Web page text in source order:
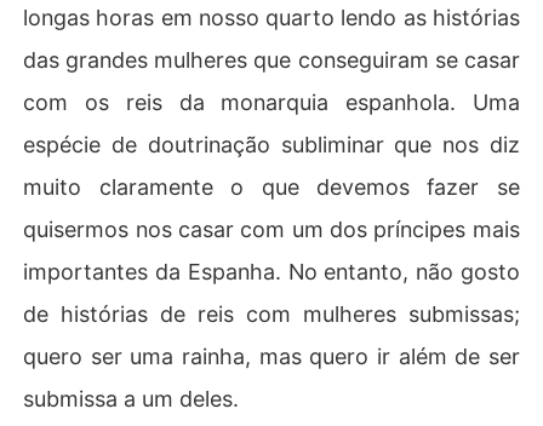
longas horas em nosso quarto lendo as histórias
das grandes mulheres que conseguiram se casar
com os reis da monarquia espanhola. Uma
espécie de doutrinação subliminar que nos diz
muito claramente o que devemos fazer se
quisermos nos casar com um dos príncipes mais
importantes da Espanha. No entanto, não gosto
de histórias de reis com mulheres submissas;
quero ser uma rainha, mas quero ir além de ser
submissa a um deles.